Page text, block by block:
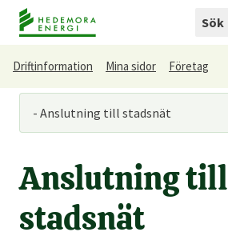
Sök
Driftinformation Mina sidor Företag
Anslutning till
stadsnät
Du är här